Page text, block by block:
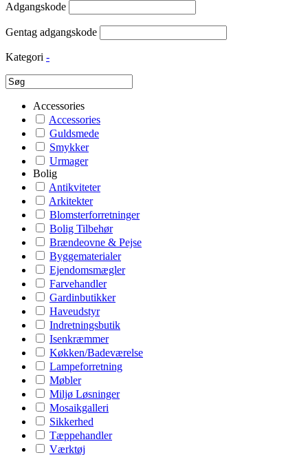
Adgangskode
Gentag adgangskode
Kategori -
Accessories
Accessories
Guldsmede
Smykker
Urmager
Bolig
Antikviteter
Arkitekter
Blomsterforretninger
Bolig Tilbehør
Brændeovne & Pejse
Byggematerialer
Ejendomsmægler
Farvehandler
Gardinbutikker
Haveudstyr
Indretningsbutik
Isenkræmmer
Køkken/Badeværelse
Lampeforretning
Møbler
Miljø Løsninger
Mosaikgalleri
Sikkerhed
Tæppehandler
Værktøj